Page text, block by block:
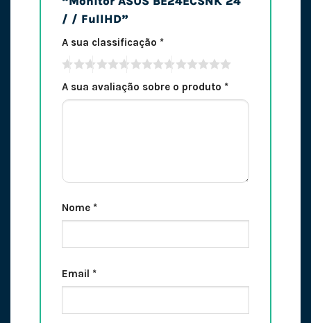
/ / FullHD”
A sua classificação *
A sua avaliação sobre o produto *
Nome *
Email *